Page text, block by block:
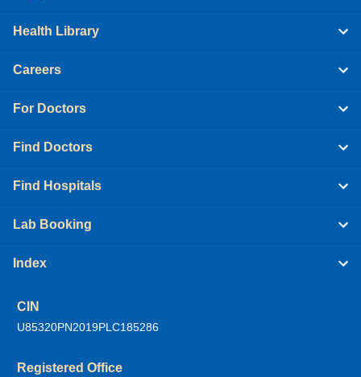
Health Library
Careers
For Doctors
Find Doctors
Find Hospitals
Lab Booking
Index
CIN
U85320PN2019PLC185286
Registered Office